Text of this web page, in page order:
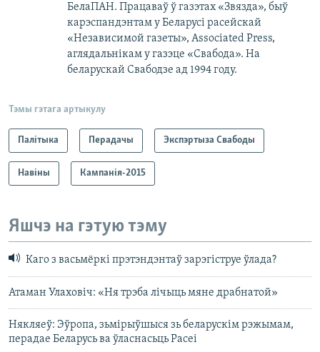
БелаПАН. Працаваў ў газэтах «Звязда», быў
карэспандэнтам у Беларусі расейскай
«Независимой газеты», Associated Рress,
аглядальнікам у газэце «Свабода». На
беларускай Свабодзе ад 1994 году.
Тэмы гэтага артыкулу
Палітыка Перадачы Экспэртыза Свабоды
Навіны Кампанія-2015
Яшчэ на гэтую тэму
Каго з васьмёркі прэтэндэнтаў зарэгіструе ўлада?
Атаман Улаховіч: «Ня трэба лічыць мяне драбнатой»
Някляеў: Эўропа, зьмірыўшыся зь беларускім рэжымам,
перадае Беларусь ва ўласнасьць Расеі